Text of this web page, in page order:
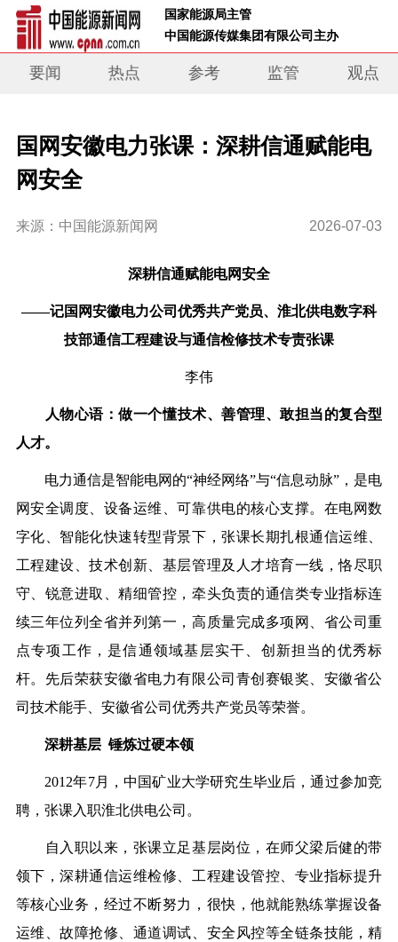
国家能源局主管
中国能源传媒集团有限公司主办
要闻 热点 参考 监管 观点
国网安徽电力张课：深耕信通赋能电
网安全
来源：中国能源新闻网 2026-07-03
深耕信通赋能电网安全
——记国网安徽电力公司优秀共产党员、淮北供电数字科
技部通信工程建设与通信检修技术专责张课
李伟
人物心语：做一个懂技术、善管理、敢担当的复合型
人才。
电力通信是智能电网的“神经网络”与“信息动脉”，是电
网安全调度、设备运维、可靠供电的核心支撑。在电网数
字化、智能化快速转型背景下，张课长期扎根通信运维、
工程建设、技术创新、基层管理及人才培育一线，恪尽职
守、锐意进取、精细管控，牵头负责的通信类专业指标连
续三年位列全省并列第一，高质量完成多项网、省公司重
点专项工作，是信通领域基层实干、创新担当的优秀标
杆。先后荣获安徽省电力有限公司青创赛银奖、安徽省公
司技术能手、安徽省公司优秀共产党员等荣誉。
深耕基层 锤炼过硬本领
2012年7月，中国矿业大学研究生毕业后，通过参加竞
聘，张课入职淮北供电公司。
自入职以来，张课立足基层岗位，在师父梁后健的带
领下，深耕通信运维检修、工程建设管控、专业指标提升
等核心业务，经过不断努力，很快，他就能熟练掌握设备
运维、故障抢修、通道调试、安全风控等全链条技能，精